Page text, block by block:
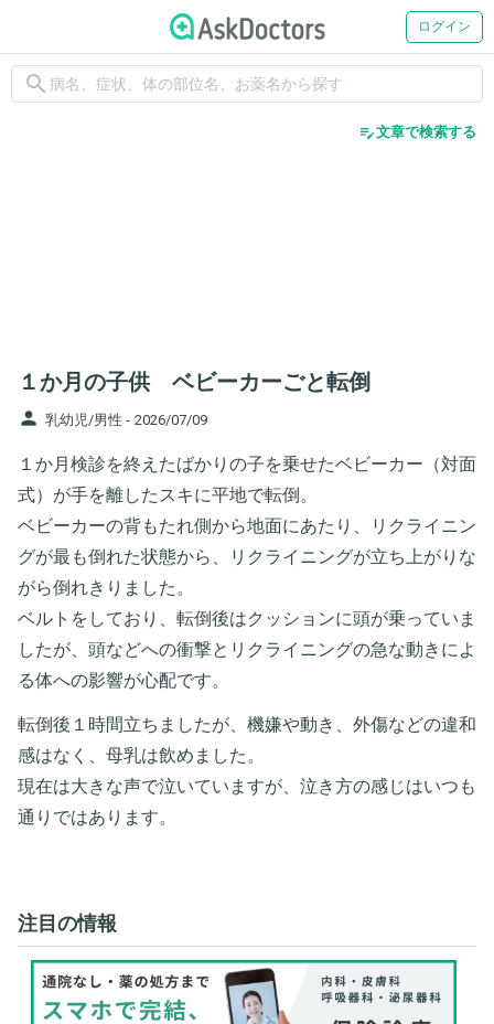
ログイン
search
edit_note文章で検索する
１か月の子供 ベビーカーごと転倒
person 乳幼児/男性 - 2026/07/09
１か月検診を終えたばかりの子を乗せたベビーカー（対面
式）が手を離したスキに平地で転倒。
ベビーカーの背もたれ側から地面にあたり、リクライニン
グが最も倒れた状態から、リクライニングが立ち上がりな
がら倒れきりました。
ベルトをしており、転倒後はクッションに頭が乗っていま
したが、頭などへの衝撃とリクライニングの急な動きによ
る体への影響が心配です。
転倒後１時間立ちましたが、機嫌や動き、外傷などの違和
感はなく、母乳は飲めました。
現在は大きな声で泣いていますが、泣き方の感じはいつも
通りではあります。
注目の情報